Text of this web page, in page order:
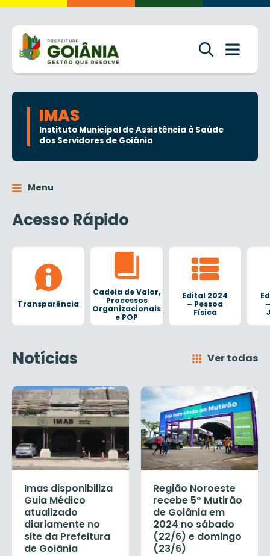
IMAS
Instituto Municipal de Assistência à Saúde
dos Servidores de Goiânia
Menu
Acesso Rápido
Transparência
Cadeia de Valor,
Processos
Organizacionais
e POP
Edital 2024
– Pessoa
Física
Notícias Ver todas
Imas disponibiliza
Guia Médico
atualizado
diariamente no
site da Prefeitura
de Goiânia
Região Noroeste
recebe 5º Mutirão
de Goiânia em
2024 no sábado
(22/6) e domingo
(23/6)